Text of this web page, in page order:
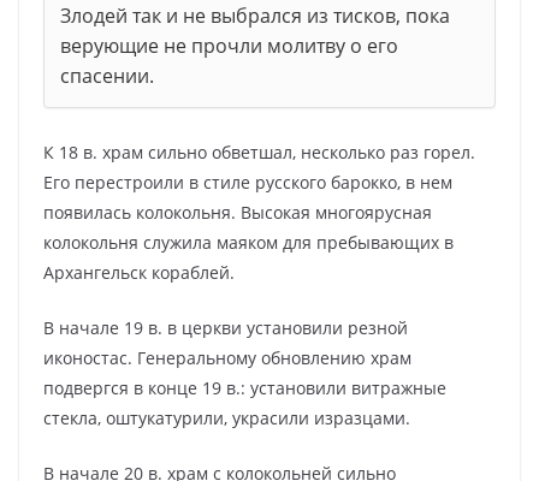
Злодей так и не выбрался из тисков, пока
верующие не прочли молитву о его
спасении.
К 18 в. храм сильно обветшал, несколько раз горел.
Его перестроили в стиле русского барокко, в нем
появилась колокольня. Высокая многоярусная
колокольня служила маяком для пребывающих в
Архангельск кораблей.
В начале 19 в. в церкви установили резной
иконостас. Генеральному обновлению храм
подвергся в конце 19 в.: установили витражные
стекла, оштукатурили, украсили изразцами.
В начале 20 в. храм с колокольней сильно